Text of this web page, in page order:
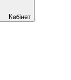
Кабінет